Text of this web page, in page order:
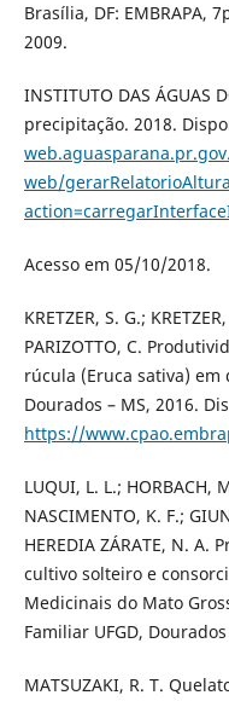
Brasília, DF: EMBRAPA,
2009.
INSTITUTO DAS ÁGUAS
precipitação. 2018.
web/
Acesso em 05/10/2018.
KRETZER, S. G.;
PARIZOTTO, C.
rúcula (Eruca sativa)
Dourados – MS, 2016.
https://
LUQUI, L. L.; HORBACH,
NASCIMENTO, K. F.;
HEREDIA ZÁRATE, N.
cultivo solteiro e
Medicinais do Mato
Familiar UFGD,
MATSUZAKI, R. T.